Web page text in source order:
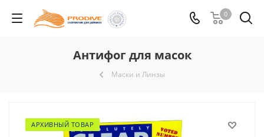
0
Антифог для масок
Маски и Линзы
АРХИВНЫЙ ТОВАР